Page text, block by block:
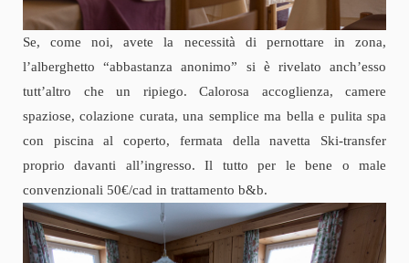
Se, come noi, avete la necessità di pernottare in zona,
l’alberghetto “abbastanza anonimo” si è rivelato anch’esso
tutt’altro che un ripiego. Calorosa accoglienza, camere
spaziose, colazione curata, una semplice ma bella e pulita spa
con piscina al coperto, fermata della navetta Ski-transfer
proprio davanti all’ingresso. Il tutto per le bene o male
convenzionali 50€/cad in trattamento b&b.